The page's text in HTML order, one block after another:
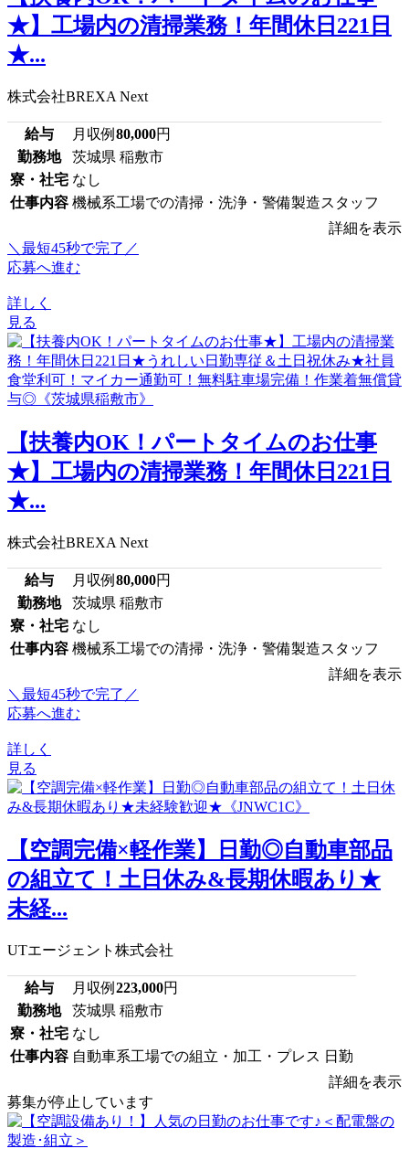
★】工場内の清掃業務！年間休日221日
★...
株式会社BREXA Next
給与 月収例 80,000円
勤務地
茨城県 稲敷市
寮・社宅 なし
仕事内容 機械系工場での清掃・洗浄・警備製造スタッフ
詳細を表示
＼最短45秒で完了／
応募へ進む
詳しく
見る
【扶養内OK！パートタイムのお仕事
★】工場内の清掃業務！年間休日221日
★...
株式会社BREXA Next
給与 月収例 80,000円
勤務地
茨城県 稲敷市
寮・社宅 なし
仕事内容 機械系工場での清掃・洗浄・警備製造スタッフ
詳細を表示
＼最短45秒で完了／
応募へ進む
詳しく
見る
【空調完備×軽作業】日勤◎自動車部品
の組立て！土日休み&長期休暇あり★
未経...
UTエージェント株式会社
給与 月収例 223,000円
勤務地
茨城県 稲敷市
寮・社宅 なし
仕事内容 自動車系工場での組立・加工・プレス 日勤
詳細を表示
募集が停止しています